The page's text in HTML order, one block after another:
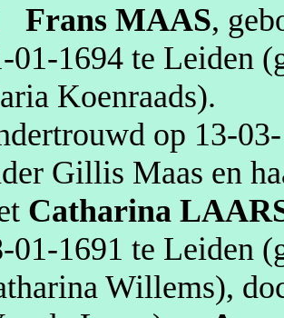
Frans MAAS,
te Leiden
Koenraads).
op
Gillis Maas en
Catharina
te Leiden
Willems),